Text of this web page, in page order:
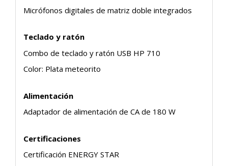
Micrófonos digitales de matriz doble integrados
Teclado y ratón
Combo de teclado y ratón USB HP 710
Color: Plata meteorito
Alimentación
Adaptador de alimentación de CA de 180 W
Certificaciones
Certificación ENERGY STAR